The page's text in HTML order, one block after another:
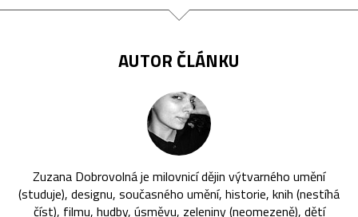
AUTOR ČLÁNKU
Zuzana Dobrovolná je milovnicí dějin výtvarného umění
(studuje), designu, současného umění, historie, knih (nestíhá
číst), filmu, hudby, úsměvu, zeleniny (neomezeně), dětí